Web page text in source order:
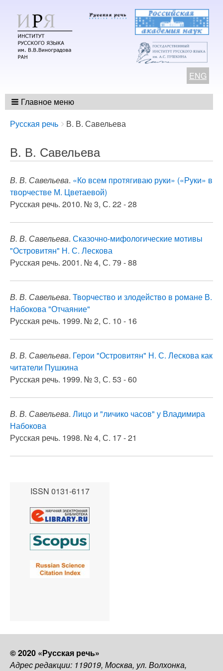
ENG
Главное меню
Breadcrumbs
You
here:
Русская речь В. В. Савельева
В. В. Савельева
В. В. Савельева. «Ко всем протягиваю руки» («Руки» в
творчестве М. Цветаевой)
Русская речь. 2010. № 3, С. 22 - 28
В. В. Савельева. Сказочно-мифологические мотивы
"Островитян" Н. С. Лескова
Русская речь. 2001. № 4, С. 79 - 88
В. В. Савельева. Творчество и злодейство в романе В.
Набокова "Отчаяние"
Русская речь. 1999. № 2, С. 10 - 16
В. В. Савельева. Герои "Островитян" Н. С. Лескова как
читатели Пушкина
Русская речь. 1999. № 3, С. 53 - 60
В. В. Савельева. Лицо и "личико часов" у Владимира
Набокова
Русская речь. 1998. № 4, С. 17 - 21
ISSN 0131-6117
© 2020 «Русская речь»
Адрес редакции: 119019, Москва, ул. Волхонка,